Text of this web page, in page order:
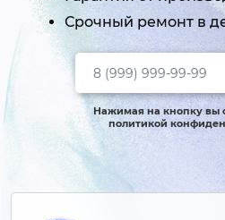
Срочный ремонт в
Нажимая на кнопку вы
политикой